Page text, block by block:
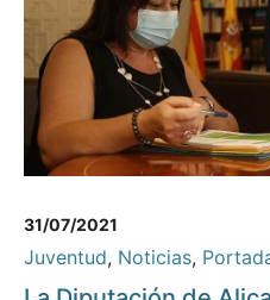
31/07/2021
Juventud, Noticias,